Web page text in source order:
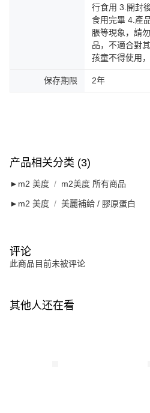
行食用 3.開封
食用完畢 4.產
脹等現象，請
品，不適合對
孩童不得使用
保存期限 2年
产品相关分类 (3)
►m2 美度 m2美度 所有商品
►m2 美度 美麗補給 / 膠原蛋白
评论
此商品目前未被评论
其他人还在看